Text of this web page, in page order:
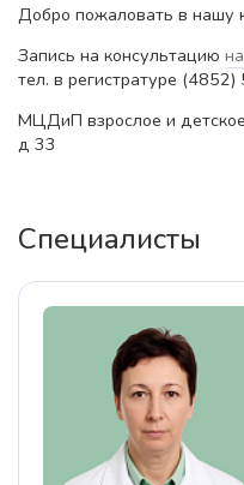
Добро пожаловать в нашу
Запись на консультацию
тел. в регистратуре
МЦДиП взрослое и
д 33
Специалисты